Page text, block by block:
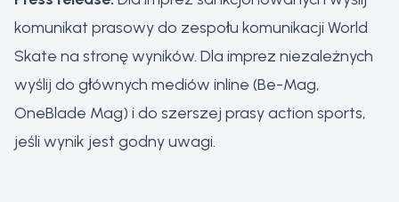
komunikat prasowy do zespołu komunikacji World
Skate na stronę wyników. Dla imprez niezależnych
wyślij do głównych mediów inline (Be-Mag,
OneBlade Mag) i do szerszej prasy action sports,
jeśli wynik jest godny uwagi.